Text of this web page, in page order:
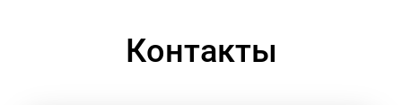
Контакты